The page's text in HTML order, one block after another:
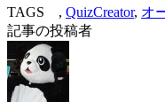
TAGS , QuizCreator, オ
記事の投稿者